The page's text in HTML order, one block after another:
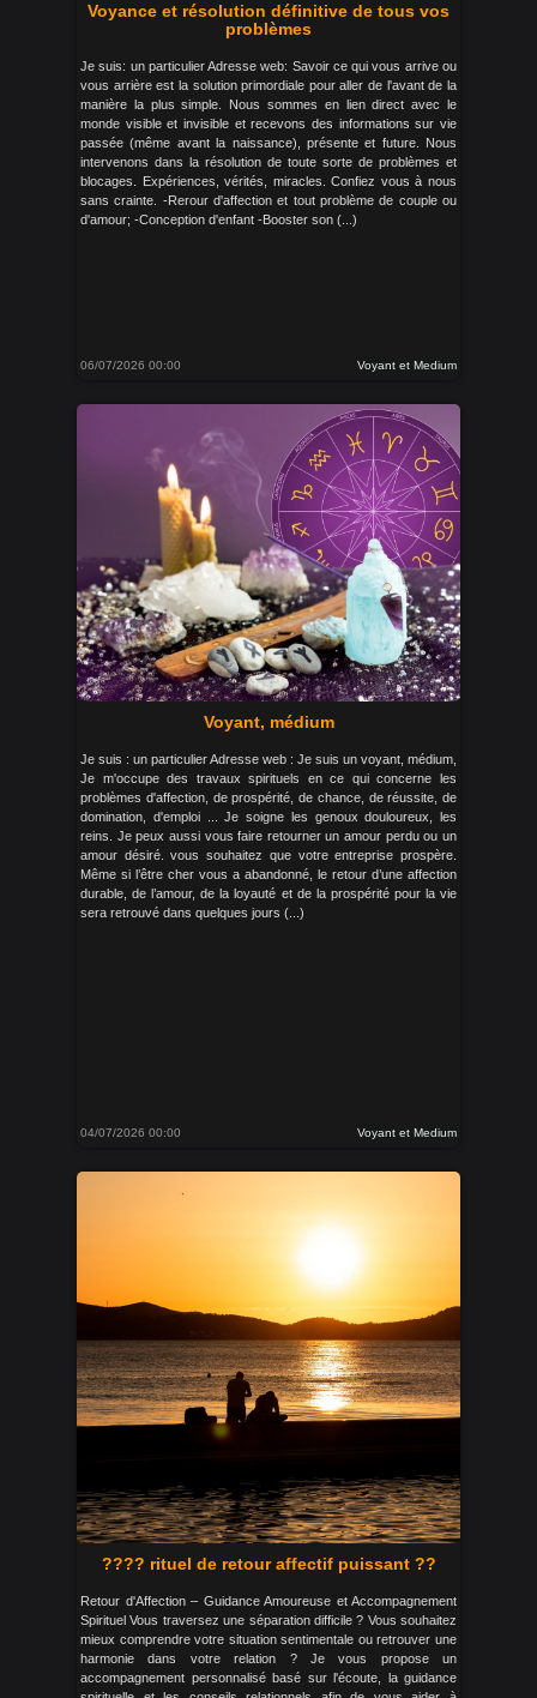
Voyance et résolution définitive de tous vos
problèmes
Je suis: un particulier Adresse web: Savoir ce qui vous arrive ou
vous arrière est la solution primordiale pour aller de l'avant de la
manière la plus simple. Nous sommes en lien direct avec le
monde visible et invisible et recevons des informations sur vie
passée (même avant la naissance), présente et future. Nous
intervenons dans la résolution de toute sorte de problèmes et
blocages. Expériences, vérités, miracles. Confiez vous à nous
sans crainte. -Rerour d'affection et tout problème de couple ou
d'amour; -Conception d'enfant -Booster son (...)
06/07/2026 00:00 Voyant et Medium
Voyant, médium
Je suis : un particulier Adresse web : Je suis un voyant, médium,
Je m'occupe des travaux spirituels en ce qui concerne les
problèmes d'affection, de prospérité, de chance, de réussite, de
domination, d'emploi ... Je soigne les genoux douloureux, les
reins. Je peux aussi vous faire retourner un amour perdu ou un
amour désiré. vous souhaitez que votre entreprise prospère.
Même si l’être cher vous a abandonné, le retour d’une affection
durable, de l’amour, de la loyauté et de la prospérité pour la vie
sera retrouvé dans quelques jours (...)
04/07/2026 00:00 Voyant et Medium
???? rituel de retour affectif puissant ??
Retour d'Affection – Guidance Amoureuse et Accompagnement
Spirituel Vous traversez une séparation difficile ? Vous souhaitez
mieux comprendre votre situation sentimentale ou retrouver une
harmonie dans votre relation ? Je vous propose un
accompagnement personnalisé basé sur l'écoute, la guidance